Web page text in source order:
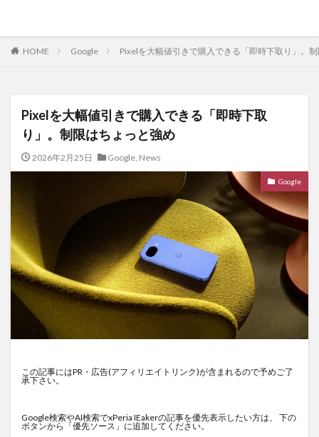
HOME Google Pixelを大幅値引きで購入できる「即時下取り」。
Pixelを大幅値引きで購入できる「即時下取
り」。制限はちょっと強め
2026年2月25日 Google, News
Google
この記事にはPR・広告(アフィリエイトリンク)が含まれるので予めご了
承下さい。
Google検索やAI検索でxPeria IEakerの記事を優先表示したい方は、 下の
ボタンから「優先ソース」に追加してください。